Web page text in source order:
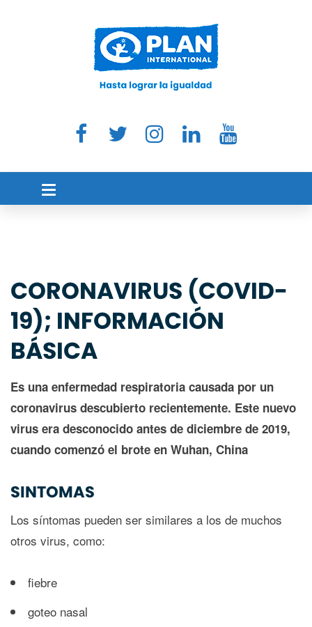
CORONAVIRUS (COVID-
19); INFORMACIÓN
BÁSICA
Es una enfermedad respiratoria causada por un
coronavirus descubierto recientemente. Este nuevo
virus era desconocido antes de diciembre de 2019,
cuando comenzó el brote en Wuhan, China
SINTOMAS
Los síntomas pueden ser similares a los de muchos
otros virus, como:
fiebre
goteo nasal